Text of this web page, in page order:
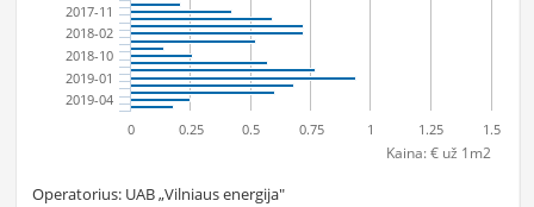
Kaina: € už 1m2
2017-11
2018-02
2018-10
2019-01
2019-04
0 0.25 0.5 0.75 1 1.25 1.5
Operatorius: UAB „Vilniaus energija"